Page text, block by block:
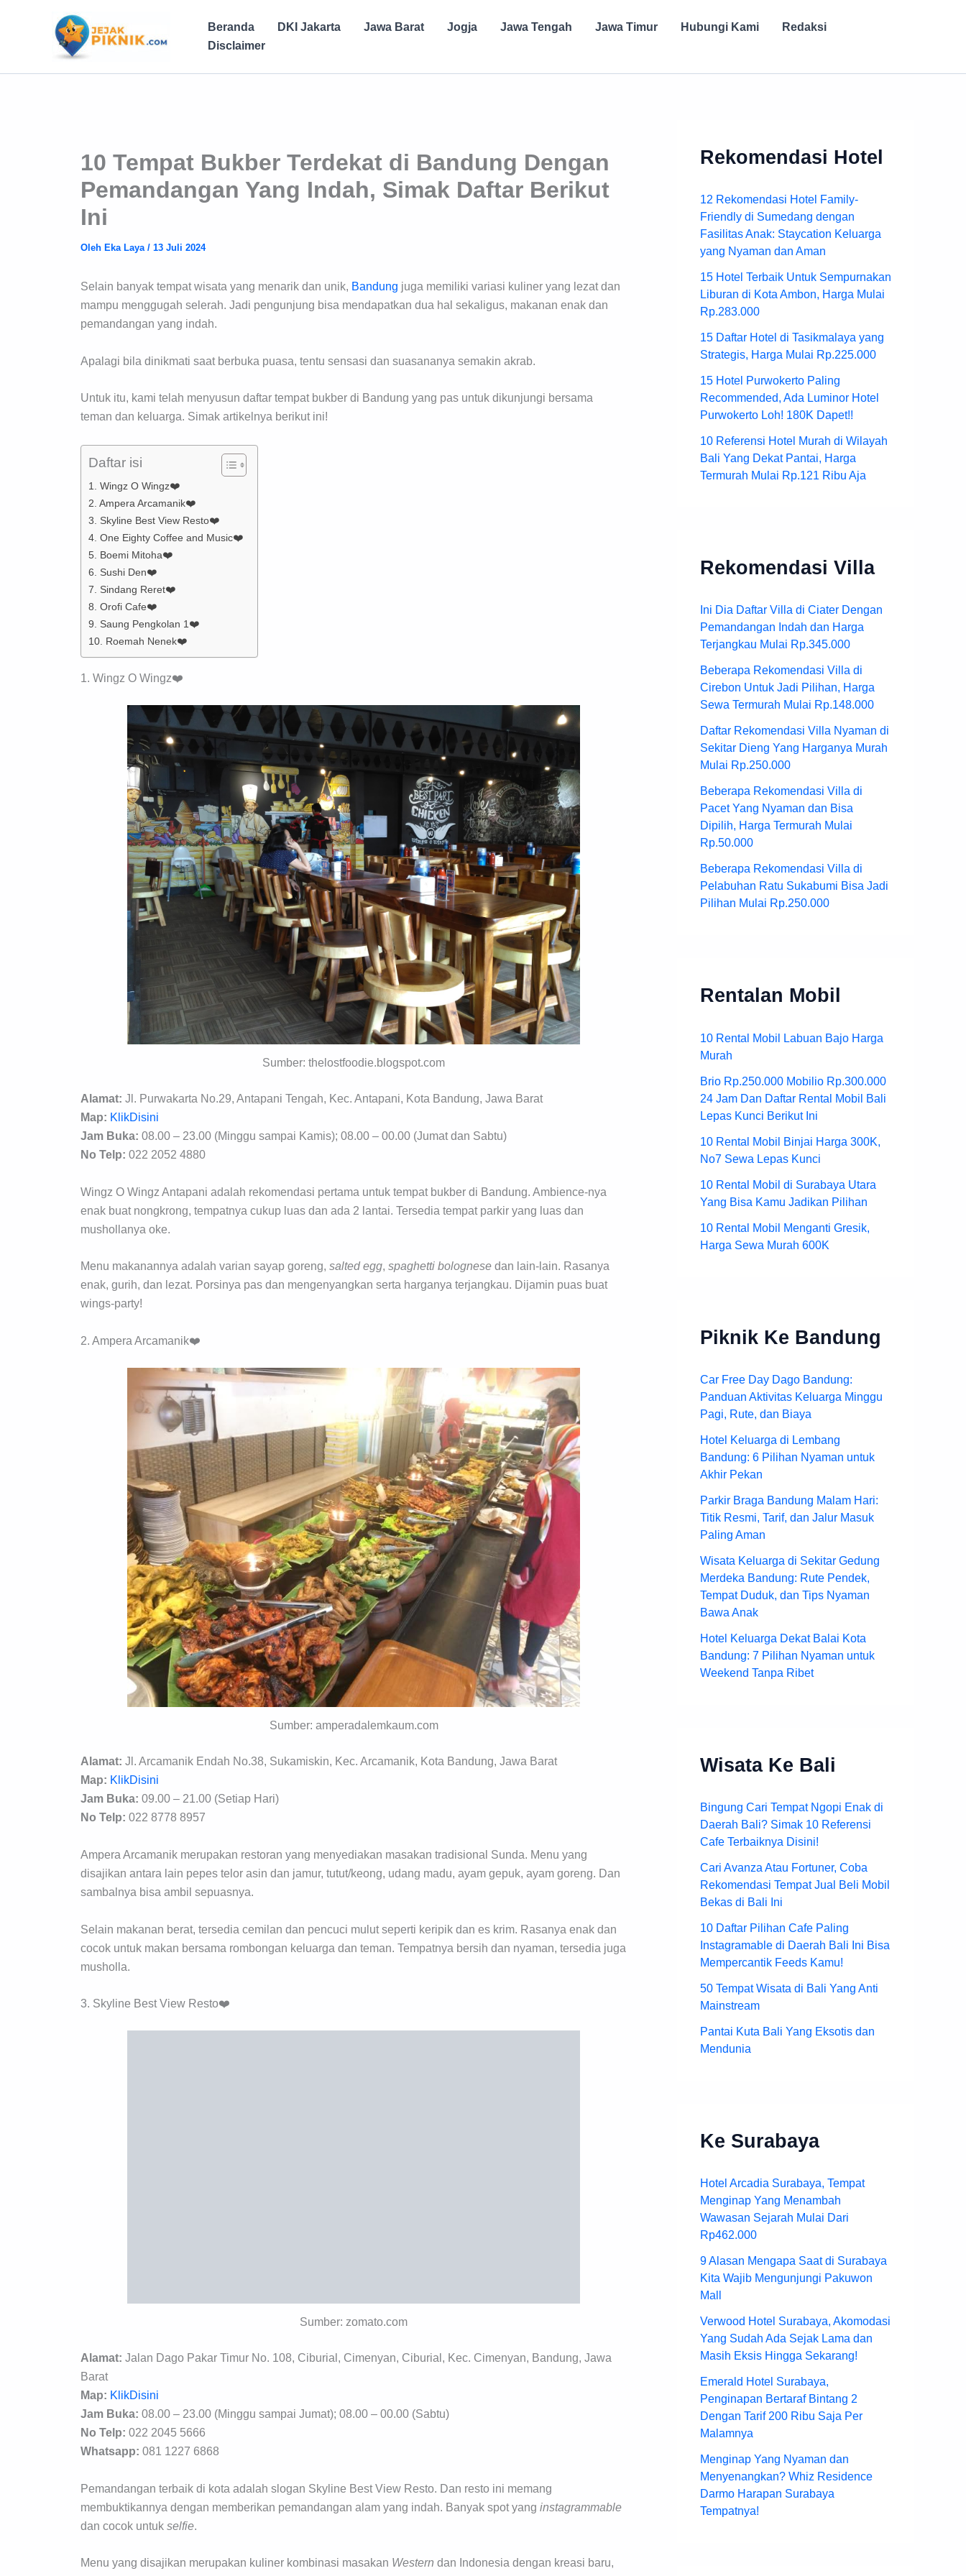
Beranda DKI Jakarta Jawa Barat Jogja Jawa Tengah Jawa Timur Hubungi Kami
Redaksi
Disclaimer
10 Tempat Bukber Terdekat di Bandung Dengan
Pemandangan Yang Indah, Simak Daftar Berikut
Ini
Oleh Eka Laya / 13 Juli 2024
Selain banyak tempat wisata yang menarik dan unik, Bandung juga memiliki variasi kuliner yang lezat dan
mampu menggugah selerah. Jadi pengunjung bisa mendapatkan dua hal sekaligus, makanan enak dan
pemandangan yang indah.
Apalagi bila dinikmati saat berbuka puasa, tentu sensasi dan suasananya semakin akrab.
Untuk itu, kami telah menyusun daftar tempat bukber di Bandung yang pas untuk dikunjungi bersama
teman dan keluarga. Simak artikelnya berikut ini!
Daftar isi
1. Wingz O Wingz❤️
2. Ampera Arcamanik❤️
3. Skyline Best View Resto❤️
4. One Eighty Coffee and Music❤️
5. Boemi Mitoha❤️
6. Sushi Den❤️
7. Sindang Reret❤️
8. Orofi Cafe❤️
9. Saung Pengkolan 1❤️
10. Roemah Nenek❤️
1. Wingz O Wingz❤️
Sumber: thelostfoodie.blogspot.com
Alamat: Jl. Purwakarta No.29, Antapani Tengah, Kec. Antapani, Kota Bandung, Jawa Barat
Map: KlikDisini
Jam Buka: 08.00 – 23.00 (Minggu sampai Kamis); 08.00 – 00.00 (Jumat dan Sabtu)
No Telp: 022 2052 4880
Wingz O Wingz Antapani adalah rekomendasi pertama untuk tempat bukber di Bandung. Ambience-nya
enak buat nongkrong, tempatnya cukup luas dan ada 2 lantai. Tersedia tempat parkir yang luas dan
mushollanya oke.
Menu makanannya adalah varian sayap goreng, salted egg, spaghetti bolognese dan lain-lain. Rasanya
enak, gurih, dan lezat. Porsinya pas dan mengenyangkan serta harganya terjangkau. Dijamin puas buat
wings-party!
2. Ampera Arcamanik❤️
Sumber: amperadalemkaum.com
Alamat: Jl. Arcamanik Endah No.38, Sukamiskin, Kec. Arcamanik, Kota Bandung, Jawa Barat
Map: KlikDisini
Jam Buka: 09.00 – 21.00 (Setiap Hari)
No Telp: 022 8778 8957
Ampera Arcamanik merupakan restoran yang menyediakan masakan tradisional Sunda. Menu yang
disajikan antara lain pepes telor asin dan jamur, tutut/keong, udang madu, ayam gepuk, ayam goreng. Dan
sambalnya bisa ambil sepuasnya.
Selain makanan berat, tersedia cemilan dan pencuci mulut seperti keripik dan es krim. Rasanya enak dan
cocok untuk makan bersama rombongan keluarga dan teman. Tempatnya bersih dan nyaman, tersedia juga
musholla.
3. Skyline Best View Resto❤️
Sumber: zomato.com
Alamat: Jalan Dago Pakar Timur No. 108, Ciburial, Cimenyan, Ciburial, Kec. Cimenyan, Bandung, Jawa
Barat
Map: KlikDisini
Jam Buka: 08.00 – 23.00 (Minggu sampai Jumat); 08.00 – 00.00 (Sabtu)
No Telp: 022 2045 5666
Whatsapp: 081 1227 6868
Pemandangan terbaik di kota adalah slogan Skyline Best View Resto. Dan resto ini memang
membuktikannya dengan memberikan pemandangan alam yang indah. Banyak spot yang instagrammable
dan cocok untuk selfie.
Menu yang disajikan merupakan kuliner kombinasi masakan Western dan Indonesia dengan kreasi baru,
Rekomendasi Hotel
12 Rekomendasi Hotel Family-
Friendly di Sumedang dengan
Fasilitas Anak: Staycation Keluarga
yang Nyaman dan Aman
15 Hotel Terbaik Untuk Sempurnakan
Liburan di Kota Ambon, Harga Mulai
Rp.283.000
15 Daftar Hotel di Tasikmalaya yang
Strategis, Harga Mulai Rp.225.000
15 Hotel Purwokerto Paling
Recommended, Ada Luminor Hotel
Purwokerto Loh! 180K Dapet!!
10 Referensi Hotel Murah di Wilayah
Bali Yang Dekat Pantai, Harga
Termurah Mulai Rp.121 Ribu Aja
Rekomendasi Villa
Ini Dia Daftar Villa di Ciater Dengan
Pemandangan Indah dan Harga
Terjangkau Mulai Rp.345.000
Beberapa Rekomendasi Villa di
Cirebon Untuk Jadi Pilihan, Harga
Sewa Termurah Mulai Rp.148.000
Daftar Rekomendasi Villa Nyaman di
Sekitar Dieng Yang Harganya Murah
Mulai Rp.250.000
Beberapa Rekomendasi Villa di
Pacet Yang Nyaman dan Bisa
Dipilih, Harga Termurah Mulai
Rp.50.000
Beberapa Rekomendasi Villa di
Pelabuhan Ratu Sukabumi Bisa Jadi
Pilihan Mulai Rp.250.000
Rentalan Mobil
10 Rental Mobil Labuan Bajo Harga
Murah
Brio Rp.250.000 Mobilio Rp.300.000
24 Jam Dan Daftar Rental Mobil Bali
Lepas Kunci Berikut Ini
10 Rental Mobil Binjai Harga 300K,
No7 Sewa Lepas Kunci
10 Rental Mobil di Surabaya Utara
Yang Bisa Kamu Jadikan Pilihan
10 Rental Mobil Menganti Gresik,
Harga Sewa Murah 600K
Piknik Ke Bandung
Car Free Day Dago Bandung:
Panduan Aktivitas Keluarga Minggu
Pagi, Rute, dan Biaya
Hotel Keluarga di Lembang
Bandung: 6 Pilihan Nyaman untuk
Akhir Pekan
Parkir Braga Bandung Malam Hari:
Titik Resmi, Tarif, dan Jalur Masuk
Paling Aman
Wisata Keluarga di Sekitar Gedung
Merdeka Bandung: Rute Pendek,
Tempat Duduk, dan Tips Nyaman
Bawa Anak
Hotel Keluarga Dekat Balai Kota
Bandung: 7 Pilihan Nyaman untuk
Weekend Tanpa Ribet
Wisata Ke Bali
Bingung Cari Tempat Ngopi Enak di
Daerah Bali? Simak 10 Referensi
Cafe Terbaiknya Disini!
Cari Avanza Atau Fortuner, Coba
Rekomendasi Tempat Jual Beli Mobil
Bekas di Bali Ini
10 Daftar Pilihan Cafe Paling
Instagramable di Daerah Bali Ini Bisa
Mempercantik Feeds Kamu!
50 Tempat Wisata di Bali Yang Anti
Mainstream
Pantai Kuta Bali Yang Eksotis dan
Mendunia
Ke Surabaya
Hotel Arcadia Surabaya, Tempat
Menginap Yang Menambah
Wawasan Sejarah Mulai Dari
Rp462.000
9 Alasan Mengapa Saat di Surabaya
Kita Wajib Mengunjungi Pakuwon
Mall
Verwood Hotel Surabaya, Akomodasi
Yang Sudah Ada Sejak Lama dan
Masih Eksis Hingga Sekarang!
Emerald Hotel Surabaya,
Penginapan Bertaraf Bintang 2
Dengan Tarif 200 Ribu Saja Per
Malamnya
Menginap Yang Nyaman dan
Menyenangkan? Whiz Residence
Darmo Harapan Surabaya
Tempatnya!